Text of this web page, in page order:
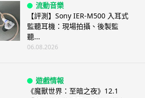
流動音樂
【評測】Sony IER-M500 入耳式
監聽耳機：現場拍攝、後製監
聽...
06.08.2026
遊戲情報
《魔獸世界：至暗之夜》12.1